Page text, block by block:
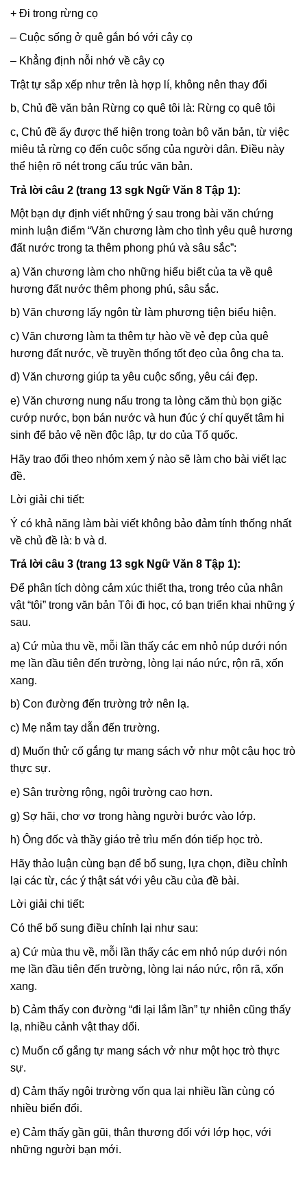
+ Đi trong rừng cọ
– Cuộc sống ở quê gắn bó với cây cọ
– Khẳng định nỗi nhớ về cây cọ
Trật tự sắp xếp như trên là hợp lí, không nên thay đổi
b, Chủ đề văn bản Rừng cọ quê tôi là: Rừng cọ quê tôi
c, Chủ đề ấy được thể hiện trong toàn bộ văn bản, từ việc
miêu tả rừng cọ đến cuộc sống của người dân. Điều này
thể hiện rõ nét trong cấu trúc văn bản.
Trả lời câu 2 (trang 13 sgk Ngữ Văn 8 Tập 1):
Một bạn dự định viết những ý sau trong bài văn chứng
minh luận điểm “Văn chương làm cho tình yêu quê hương
đất nước trong ta thêm phong phú và sâu sắc”:
a) Văn chương làm cho những hiểu biết của ta về quê
hương đất nước thêm phong phú, sâu sắc.
b) Văn chương lấy ngôn từ làm phương tiện biểu hiện.
c) Văn chương làm ta thêm tự hào về vẻ đẹp của quê
hương đất nước, về truyền thống tốt đẹo của ông cha ta.
d) Văn chương giúp ta yêu cuộc sống, yêu cái đẹp.
e) Văn chương nung nấu trong ta lòng căm thù bọn giặc
cướp nước, bọn bán nước và hun đúc ý chí quyết tâm hi
sinh để bảo vệ nền độc lập, tự do của Tổ quốc.
Hãy trao đổi theo nhóm xem ý nào sẽ làm cho bài viết lạc
đề.
Lời giải chi tiết:
Ý có khả năng làm bài viết không bảo đảm tính thống nhất
về chủ đề là: b và d.
Trả lời câu 3 (trang 13 sgk Ngữ Văn 8 Tập 1):
Để phân tích dòng cảm xúc thiết tha, trong trẻo của nhân
vật “tôi” trong văn bản Tôi đi học, có bạn triển khai những ý
sau.
a) Cứ mùa thu về, mỗi lần thấy các em nhỏ núp dưới nón
mẹ lần đầu tiên đến trường, lòng lại náo nức, rộn rã, xốn
xang.
b) Con đường đến trường trở nên lạ.
c) Mẹ nắm tay dẫn đến trường.
d) Muốn thử cố gắng tự mang sách vở như một cậu học trò
thực sự.
e) Sân trường rộng, ngôi trường cao hơn.
g) Sợ hãi, chơ vơ trong hàng người bước vào lớp.
h) Ông đốc và thầy giáo trẻ trìu mến đón tiếp học trò.
Hãy thảo luận cùng bạn để bổ sung, lựa chọn, điều chỉnh
lại các từ, các ý thật sát với yêu cầu của đề bài.
Lời giải chi tiết:
Có thể bố sung điều chỉnh lại như sau:
a) Cứ mùa thu về, mỗi lần thấy các em nhỏ núp dưới nón
mẹ lần đầu tiên đến trường, lòng lại náo nức, rộn rã, xốn
xang.
b) Cảm thấy con đường “đi lại lắm lần” tự nhiên cũng thấy
lạ, nhiều cảnh vật thay dổi.
c) Muốn cố gắng tự mang sách vở như một học trò thực
sự.
d) Cảm thấy ngôi trường vốn qua lại nhiều lần cùng có
nhiều biển đổi.
e) Cảm thấy gần gũi, thân thương đối với lớp học, với
những người bạn mới.